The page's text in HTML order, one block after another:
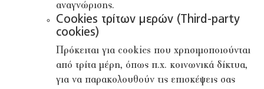
αναγνώρισης.
Cookies τρίτων μερών (Third-party
cookies)
Πρόκειται για cookies που χρησιμοποιούνται
από τρίτα μέρη, όπως π.χ. κοινωνικά δίκτυα,
για να παρακολουθούν τις επισκέψεις σας